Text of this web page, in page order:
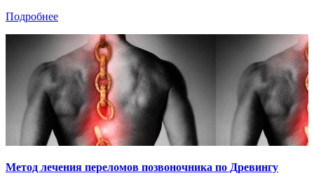
Подробнее
Метод лечения переломов позвоночника по Древингу